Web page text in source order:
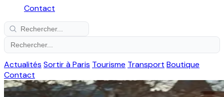
Contact
Actualités Sortir à Paris Tourisme Transport Boutique
Contact